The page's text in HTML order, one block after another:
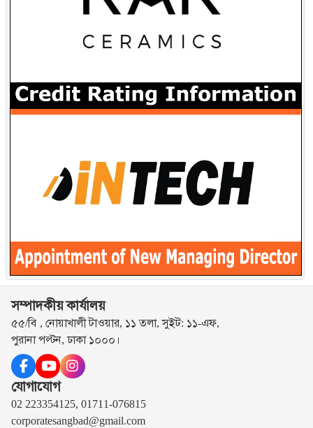
সম্পাদকীয় কার্যালয়
৫৫/বি , নোয়াখালী টাওয়ার, ১১ তলা, সুইট: ১১-এফ,
পুরানা পল্টন, ঢাকা ১০০০।
যোগাযোগ
02 223354125, 01711-076815
corporatesangbad@gmail.com